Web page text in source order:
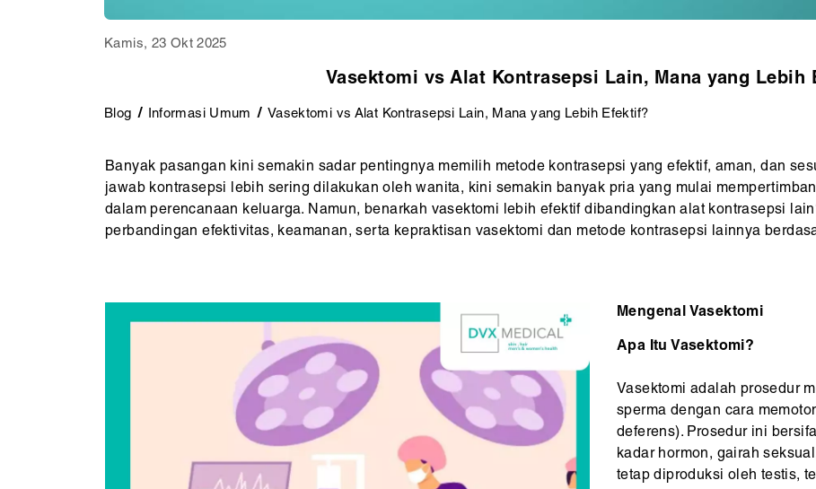
Kamis, 23 Okt 2025
Vasektomi vs Alat Kontrasepsi Lain, Mana yang Lebih
Blog Informasi Umum Vasektomi vs Alat Kontrasepsi Lain, Mana yang Lebih Efektif?
Banyak pasangan kini semakin sadar pentingnya memilih metode kontrasepsi yang efektif, aman, dan
jawab kontrasepsi lebih sering dilakukan oleh wanita, kini semakin banyak pria yang mulai
dalam perencanaan keluarga. Namun, benarkah vasektomi lebih efektif dibandingkan alat kontrasepsi
perbandingan efektivitas, keamanan, serta kepraktisan vasektomi dan metode kontrasepsi lainnya
Mengenal Vasektomi
Apa Itu Vasektomi?
Vasektomi adalah prosedur
sperma dengan cara
deferens). Prosedur ini
kadar hormon, gairah
tetap diproduksi oleh testis,